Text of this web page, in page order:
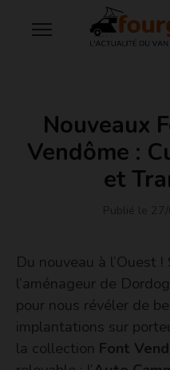
Nouveaux
Vendôme :
et
Du nouveau à l’Ouest
l’aménageur de
pour nous révéler de
implantations sur
la collection Font